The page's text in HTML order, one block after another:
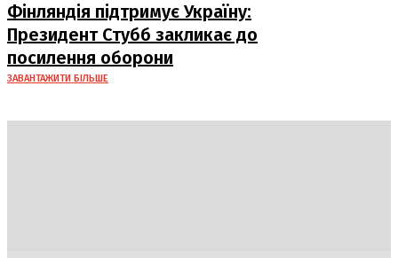
Фінляндія підтримує Україну:
Президент Стубб закликає до
посилення оборони
ЗАВАНТАЖИТИ БІЛЬШЕ